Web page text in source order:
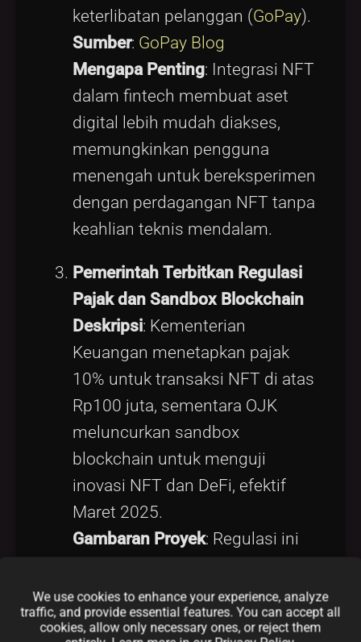
keterlibatan pelanggan (GoPay).
Sumber: GoPay Blog
Mengapa Penting: Integrasi NFT
dalam fintech membuat aset
digital lebih mudah diakses,
memungkinkan pengguna
menengah untuk bereksperimen
dengan perdagangan NFT tanpa
keahlian teknis mendalam.
Pemerintah Terbitkan Regulasi
Pajak dan Sandbox Blockchain
Deskripsi: Kementerian
Keuangan menetapkan pajak
10% untuk transaksi NFT di atas
Rp100 juta, sementara OJK
meluncurkan sandbox
blockchain untuk menguji
inovasi NFT dan DeFi, efektif
Maret 2025.
Gambaran Proyek: Regulasi ini
bagi kreator dan investor,
sementara sandbox mendorong
We use cookies to enhance your experience, analyze
traffic, and provide essential features. You can accept all
cookies, allow only necessary ones, or reject them